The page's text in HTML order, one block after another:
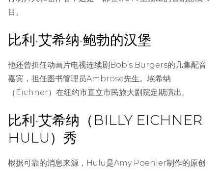
目。
比利·艾希纳·鲍勃的汉堡
他还曾担任动画片电视连续剧Bob’s Burgers的几集配音
嘉宾，担任图书管理员Ambrose先生。埃希纳
（Eichner）在纽约市直立市民旅大剧院定期演出。
比利·艾希纳（BILLY EICHNER
HULU）秀
根据可靠的消息来源，Hulu是Amy Poehler制作的原创